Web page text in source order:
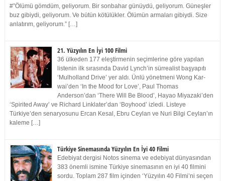
#”Ölümü gömdüm, geliyorum. Bir sonbahar günüydü, geliyorum. Güneşler
buz gibiydi, geliyorum. Ve bütün kötülükler. Ölümün armaları gibiydi. Size
anlatırım, geliyorum.” […]
21. Yüzyılın En İyi 100 Filmi
36 ülkeden 177 eleştirmenin seçimlerine göre yapılan
listenin ilk sırasında David Lynch’in sürrealist başyapıtı
‘Mulholland Drive’ yer aldı. Ünlü yönetmeni Wong Kar-
wai’den ‘In the Mood for Love’, Paul Thomas
Anderson’dan ‘There Will Be Blood’, Hayao Miyazaki’den
‘Spirited Away’ ve Richard Linklater’dan ‘Boyhood’ izledi. Listeye
Türkiye’den senaryosunu Ercan Kesal, Ebru Ceylan ve Nuri Bilgi Ceylan’ın
kaleme […]
Türkiye Sinemasında Yüzyılın En İyi 40 Filmi
Edebiyat dergisi Notos sinema ve edebiyat dünyasından
383 önemli ismine Türkiye sinemasının en iyi 40 filmini
sordu. Toplam 287 film içinden ‘Yüzyılın 40 Filmi’ni seçen